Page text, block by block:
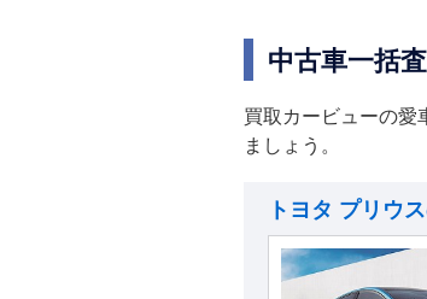
中古車一括
買取カービューの愛
ましょう。
トヨタ プリウ